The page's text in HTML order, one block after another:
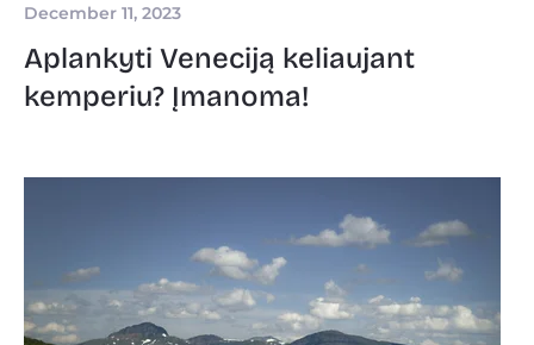
December 11, 2023
Aplankyti Veneciją keliaujant
kemperiu? Įmanoma!